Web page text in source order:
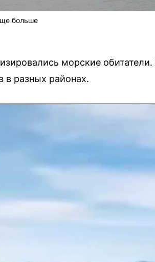
больше
морские
в разных районах.